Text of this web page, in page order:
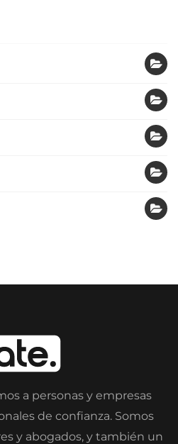
a personas y empresas
de confianza. Somos
y abogados, y también un